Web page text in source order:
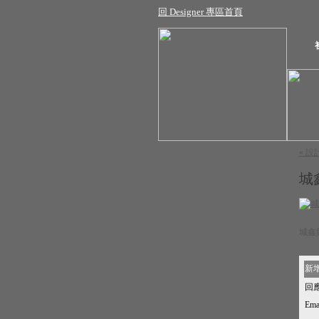
回 Designer 專區首頁
城
新
回